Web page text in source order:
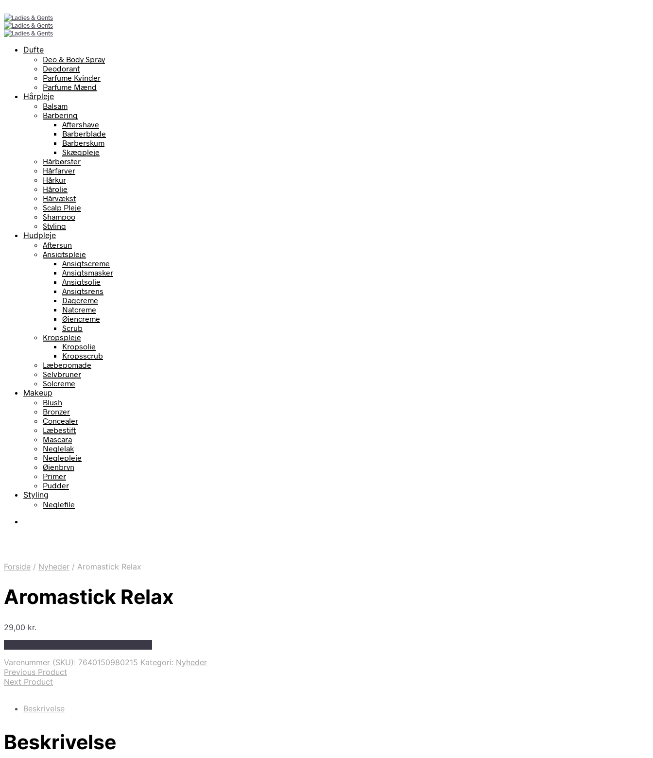
Dufte
Deo & Body Spray
Deodorant
Parfume Kvinder
Parfume Mænd
Hårpleje
Balsam
Barbering
Aftershave
Barberblade
Barberskum
Skægpleje
Hårbørster
Hårfarver
Hårkur
Hårolie
Hårvækst
Scalp Pleje
Shampoo
Styling
Hudpleje
Aftersun
Ansigtspleje
Ansigtscreme
Ansigtsmasker
Ansigtsolie
Ansigtsrens
Dagcreme
Natcreme
Øjencreme
Scrub
Kropspleje
Kropsolie
Kropsscrub
Læbepomade
Selvbruner
Solcreme
Makeup
Blush
Bronzer
Concealer
Læbestift
Mascara
Neglelak
Neglepleje
Øjenbryn
Primer
Pudder
Styling
Neglefile
Forside / Nyheder / Aromastick Relax
Aromastick Relax
29,00 kr.
Varenummer (SKU): 7640150980215 Kategori: Nyheder
Previous Product
Next Product
Beskrivelse
Beskrivelse